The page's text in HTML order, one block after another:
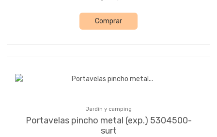
Comprar
Jardín y camping
Portavelas pincho metal (exp.) 5304500-
surt